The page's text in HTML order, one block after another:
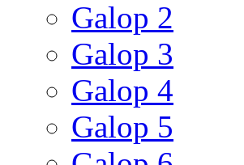
Galop 2
Galop 3
Galop 4
Galop 5